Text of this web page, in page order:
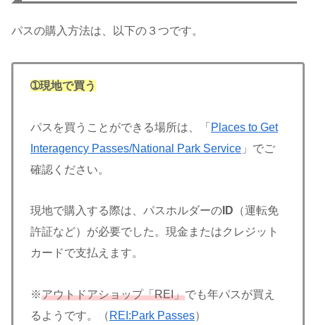
パスの購入方法は、以下の３つです。
➀現地で買う
パスを買うことができる場所は、「 Places to Get
Interagency Passes/National Park Service 」でご
確認ください。
現地で購入する際は、パスホルダーの ID （運転免
許証など） が必要でした。現金またはクレジット
カードで支払えます。
※アウトドアショップ「REI」でも年パスが買え
るようです。（ REI:Park Passes）